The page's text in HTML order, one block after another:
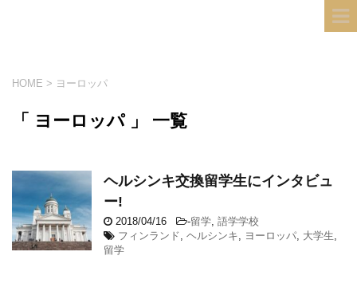
HOME > ヨーロッパ
「 ヨーロッパ 」 一覧
ヘルシンキ交換留学生にインタビュ
ー!
2018/04/16 -留学 語学学校
フィンランド ヘルシンキ ヨーロッパ 大学生
留学